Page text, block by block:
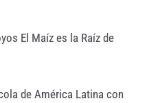
El Maíz es la Raíz de
de América Latina con